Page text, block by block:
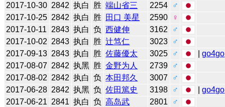
2017-10-30 2842 执白 胜 端山省三 2254
♂
2017-10-25 2842 执白 胜 田口 美星 2590
♀
2017-10-11
2843 执白 负 西健伸 3162
♂
2017-10-02 2843 执白 胜 辻笃仁 3023
♂
2017-09-13 2843 执白 胜 佐藤優太 3025 ♂ |go4go
2017-08-07 2842 执黑 胜 金野为人 2739
♂
2017-08-02 2842 执白 负 本田邦久 3007
♂
2017-06-28 2842 执黑 负 佐田篤史 3198 ♂ |go4go
2017-06-21 2841 执白 负 高岛武 2801
♂